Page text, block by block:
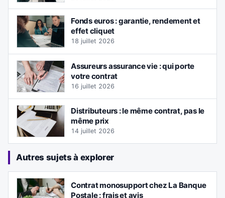
Fonds euros : garantie, rendement et
effet cliquet
18 juillet 2026
Assureurs assurance vie : qui porte
votre contrat
16 juillet 2026
Distributeurs : le même contrat, pas le
même prix
14 juillet 2026
Autres sujets à explorer
Contrat monosupport chez La Banque
Postale : frais et avis